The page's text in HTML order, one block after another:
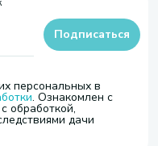
персональных в
. Ознакомлен с
обработкой,
дачи
Подписаться